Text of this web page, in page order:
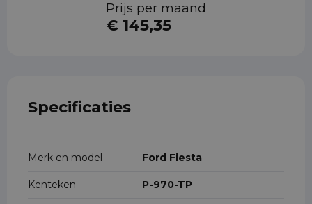
Prijs per maand
€ 145,35
Specificaties
Merk en model Ford Fiesta
Kenteken P-970-TP